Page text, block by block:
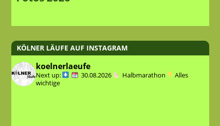
KÖLNER LÄUFE AUF INSTAGRAM
koelnerlaeufe
Next up: 30.08.2026 Halbmarathon
Alles
wichtige